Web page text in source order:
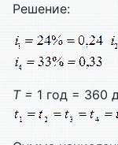
Решение:
T = 1 год = 360